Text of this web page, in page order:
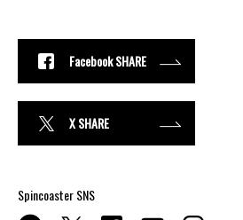
Facebook SHARE
X SHARE
Spincoaster SNS